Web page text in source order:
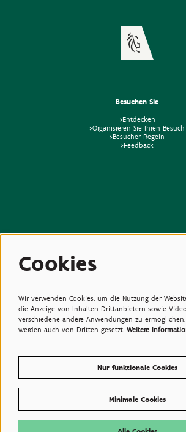
Besuchen Sie
>Entdecken
>Organisieren Sie Ihren Besuch
>Besucher-Regeln
>Feedback
>Expertise
>Giftige Pflanzen
© Plantentuin Meise, BE0540708286,
Gebrauchsanweisungen
Cookies
Wir verwenden Cookies, um die Nutzung der
die Anzeige von Inhalten Drittanbietern sowie
verschiedene andere Anwendungen zu
werden auch von Dritten gesetzt. Weitere
Nur funktionale Cookies
Minimale Cookies